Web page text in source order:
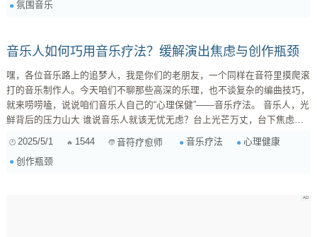
神健康的一大福音。 在我的摸索中，发现有些类型的音乐，恰好就能扮演
氛围音乐
音乐人如何巧用音乐疗法？缓解演出焦虑与创作瓶颈
嘿，各位音乐路上的追梦人，我是你们的老朋友，一个同样在音符里摸爬滚
打的音乐制作人。今天咱们不聊那些高深的乐理，也不谈复杂的编曲技巧，
就来唠唠嗑，说说咱们音乐人自己的“心理保健”——音乐疗法。 音乐人，光
鲜背后的压力山大 谁说音乐人就该无忧无虑？台上光芒万丈，台下焦虑彷
徨，这几乎是每个音乐人的真实写照。演出前的紧张，灵感枯竭的痛苦，对
作品的完美追求，外界的评价压力……各种情绪交织在一起，压得人喘不过
气。说实话，我也经常被这些负面情绪缠身，深刻体会到心理健康对于音乐
2025/5/1 1544 音符疗愈师 音乐疗法
心理健康
创作瓶颈